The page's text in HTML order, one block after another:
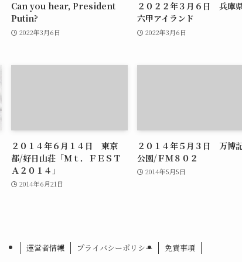
Can you hear, President
Putin?
2022年3月6日
２０２２年３月６日 兵庫
六甲アイランド
2022年3月6日
２０１４年６月１４日 東京
都/好日山荘「Ｍｔ．ＦＥＳＴ
Ａ２０１４」
2014年6月21日
２０１４年５月３日 万博
公園/ＦＭ８０２
2014年5月5日
運営者情報 プライバシーポリシー 免責事項